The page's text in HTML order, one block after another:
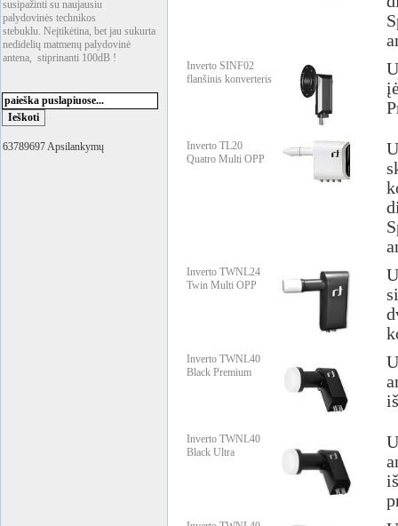
susipažinti su naujausiu
palydovinės technikos
stebuklu. Neįtikėtina, bet jau sukurta
nedidelių matmenų palydovinė
antena, stiprinanti 100dB !
63789697 Apsilankymų
Inverto SINF02
flanšinis konverteris
Inverto TL20
Quatro Multi OPP
Inverto TWNL24
Twin Multi OPP
Inverto TWNL40
Black Premium
Inverto TWNL40
Black Ultra